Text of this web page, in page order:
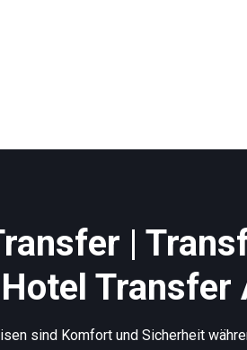
|
Hotel Transfer
sind Komfort und Sicherheit